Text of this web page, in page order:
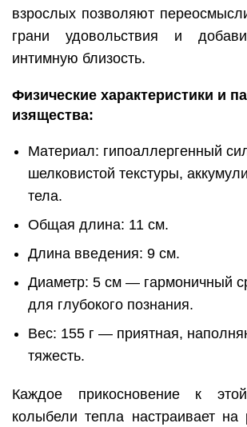
взрослых позволяют
грани удовольствия и
интимную близость.
Физические характеристики и
изящества:
Материал: гипоаллергенный
шелковистой текстуры,
тела.
Общая длина: 11 см.
Длина введения: 9 см.
Диаметр: 5 см — гармоничный
для глубокого познания.
Вес: 155 г — приятная,
тяжесть.
Каждое прикосновение к этой
колыбели тепла настраивает на